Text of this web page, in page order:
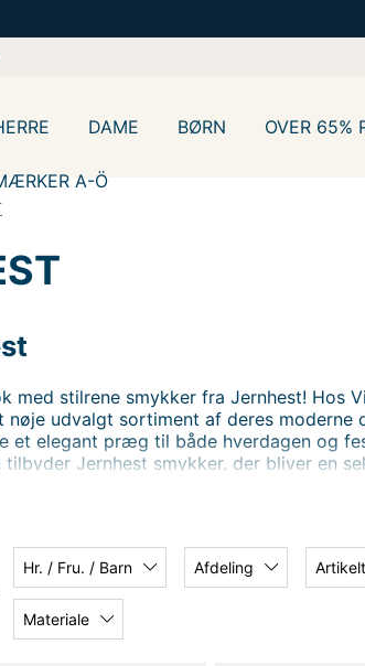
DAME BØRN OVER 65%
A-Ö
med stilrene smykker fra Jernhest! Hos
nøje udvalgt sortiment af deres moderne
et elegant præg til både hverdagen og
Jernhest smykker, der bliver en
Hr. / Fru. / Barn Afdeling
Materiale